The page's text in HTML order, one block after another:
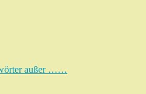
außer ……